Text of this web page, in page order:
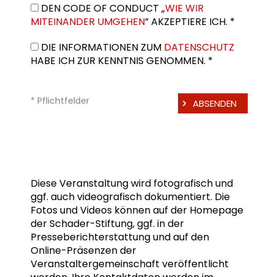
DEN CODE OF CONDUCT „WIE WIR
MITEINANDER UMGEHEN” AKZEPTIERE ICH. *
DIE INFORMATIONEN ZUM DATENSCHUTZ
HABE ICH ZUR KENNTNIS GENOMMEN. *
* Pflichtfelder
Diese Veranstaltung wird fotografisch und
ggf. auch videografisch dokumentiert. Die
Fotos und Videos können auf der Homepage
der Schader-Stiftung, ggf. in der
Presseberichterstattung und auf den
Online-Präsenzen der
Veranstaltergemeinschaft veröffentlicht